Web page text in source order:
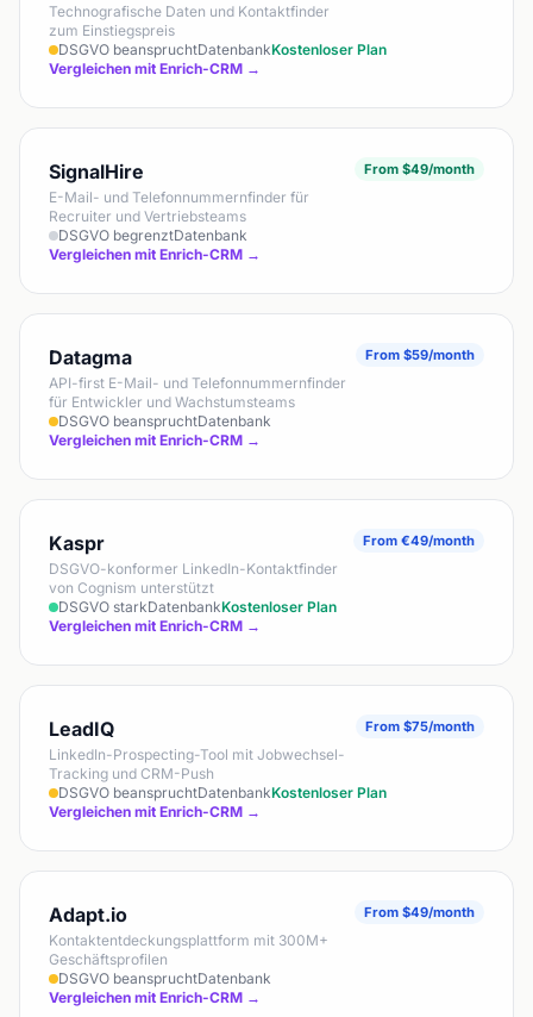
Technografische Daten und Kontaktfinder
zum Einstiegspreis
DSGVO beanspruchtDatenbankKostenloser Plan
Vergleichen mit Enrich-CRM →
SignalHire
E-Mail- und Telefonnummernfinder für
Recruiter und Vertriebsteams
From $49/month
DSGVO begrenztDatenbank
Vergleichen mit Enrich-CRM →
Datagma
API-first E-Mail- und Telefonnummernfinder
für Entwickler und Wachstumsteams
From $59/month
DSGVO beanspruchtDatenbank
Vergleichen mit Enrich-CRM →
Kaspr
DSGVO-konformer LinkedIn-Kontaktfinder
von Cognism unterstützt
From €49/month
DSGVO starkDatenbankKostenloser Plan
Vergleichen mit Enrich-CRM →
LeadIQ
LinkedIn-Prospecting-Tool mit Jobwechsel-
Tracking und CRM-Push
From $75/month
DSGVO beanspruchtDatenbankKostenloser Plan
Vergleichen mit Enrich-CRM →
Adapt.io
Kontaktentdeckungsplattform mit 300M+
Geschäftsprofilen
From $49/month
DSGVO beanspruchtDatenbank
Vergleichen mit Enrich-CRM →